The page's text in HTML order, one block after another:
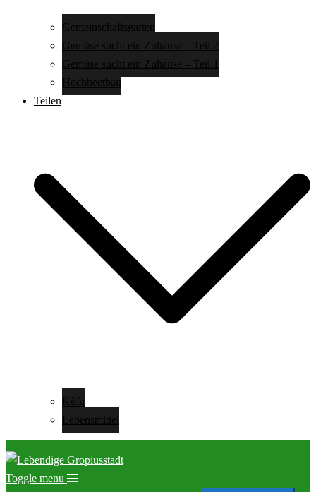
Gemeinschaftsgarten
Gemüse sucht ein Zuhause – Teil 2
Gemüse sucht ein Zuhause – Teil 1
Hochbeetbau
Teilen
Küfa
Lebensmittel
Toggle menu